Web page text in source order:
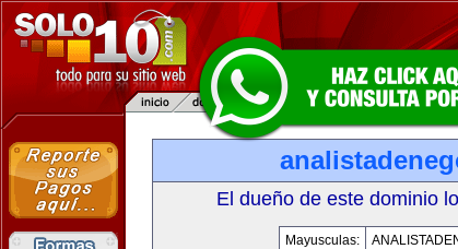
El dueño de este dominio
Mayusculas: